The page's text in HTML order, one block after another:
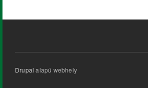
Drupal alapú webhely